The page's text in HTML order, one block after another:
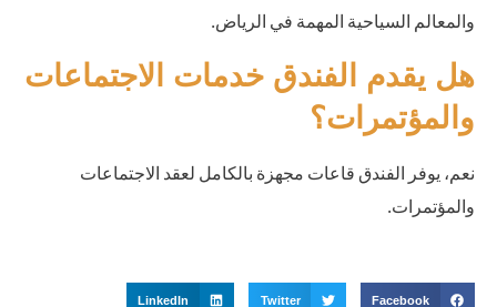
والمعالم السياحية المهمة في الرياض.
هل يقدم الفندق خدمات الاجتماعات
والمؤتمرات؟
نعم، يوفر الفندق قاعات مجهزة بالكامل لعقد الاجتماعات
والمؤتمرات.
Facebook
Twitter
LinkedIn